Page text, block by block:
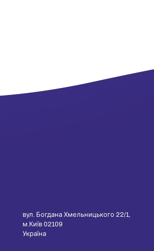
вул. Богдана Хмельницького 22/1,
м.Київ 02109
Україна